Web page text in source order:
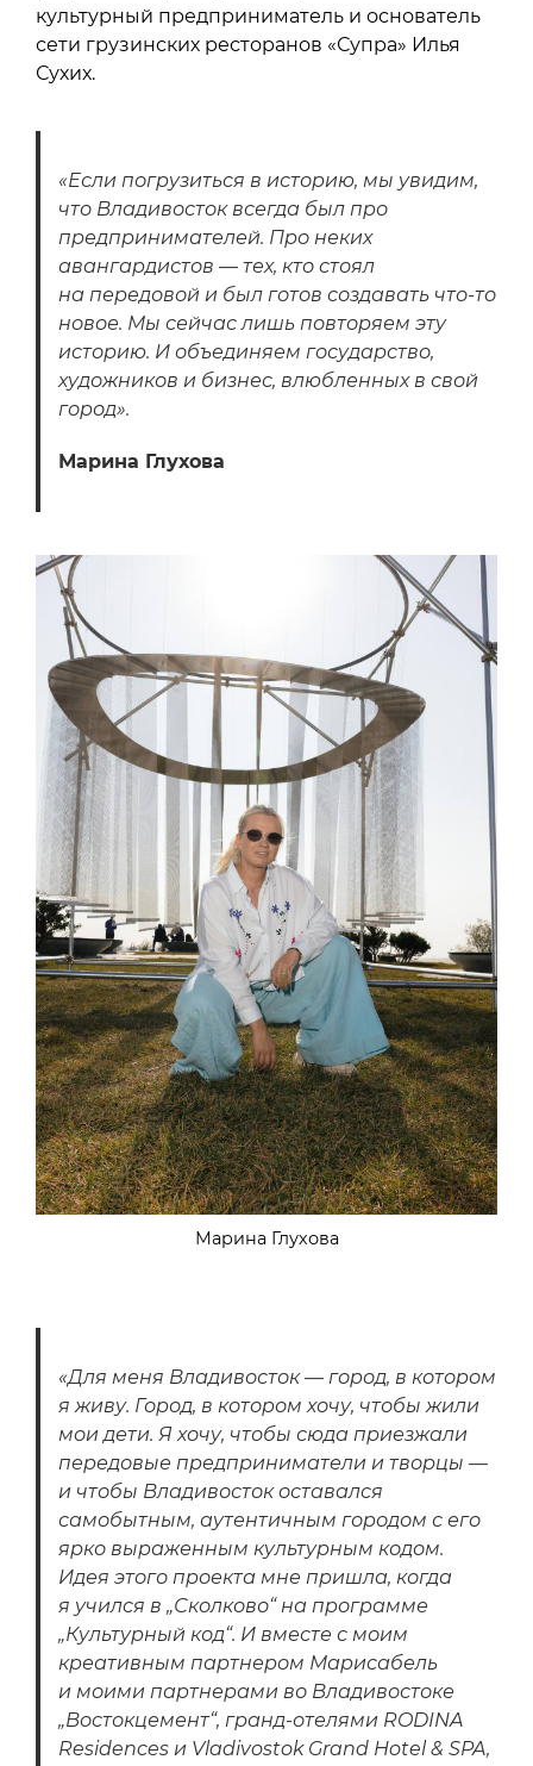
культурный предприниматель и основатель
сети грузинских ресторанов «Супра» Илья
Сухих.
«Если погрузиться в историю, мы увидим,
что Владивосток всегда был про
предпринимателей. Про неких
авангардистов — тех, кто стоял
на передовой и был готов создавать что-то
новое. Мы сейчас лишь повторяем эту
историю. И объединяем государство,
художников и бизнес, влюбленных в свой
город».
Марина Глухова
Марина Глухова
«Для меня Владивосток — город, в котором
я живу. Город, в котором хочу, чтобы жили
мои дети. Я хочу, чтобы сюда приезжали
передовые предприниматели и творцы —
и чтобы Владивосток оставался
самобытным, аутентичным городом с его
ярко выраженным культурным кодом.
Идея этого проекта мне пришла, когда
я учился в „Сколково“ на программе
„Культурный код“. И вместе с моим
креативным партнером Марисабель
и моими партнерами во Владивостоке
„Востокцемент“, гранд-отелями RODINA
Residences и Vladivostok Grand Hotel & SPA,